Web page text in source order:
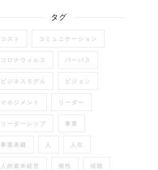
タグ
コスト コミュニケーション
コロナウィルス パーパス
ビジネスモデル ビジョン
マネジメント リーダー
リーダーシップ 事業
事業承継 人 人生
人的資本経営 個性 傾聴